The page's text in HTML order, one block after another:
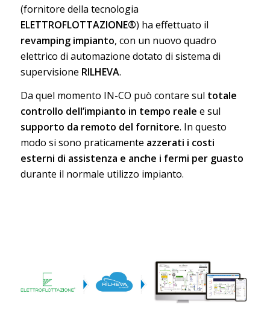
(fornitore della tecnologia
ELETTROFLOTTAZIONE®) ha effettuato il
revamping impianto, con un nuovo quadro
elettrico di automazione dotato di sistema di
supervisione RILHEVA.
Da quel momento IN-CO può contare sul totale
controllo dell’impianto in tempo reale e sul
supporto da remoto del fornitore. In questo
modo si sono praticamente azzerati i costi
esterni di assistenza e anche i fermi per guasto
durante il normale utilizzo impianto.